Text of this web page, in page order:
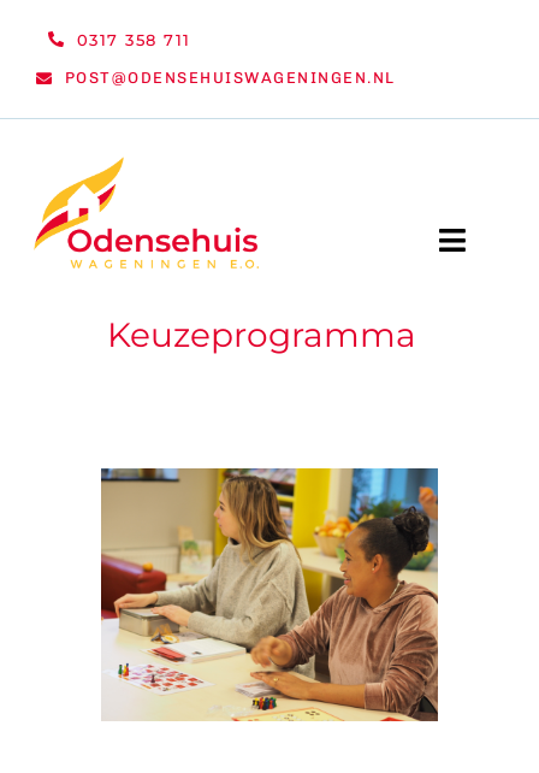
0317 358 711
POST@ODENSEHUISWAGENINGEN.NL
Toggle
WELKOM
VRIJWILLIGERS & STAGIAIRES
Keuzeprogramma